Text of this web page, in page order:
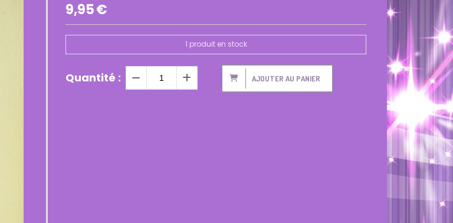
9,95€
1 produit en stock
Quantité : AJOUTER AU PANIER